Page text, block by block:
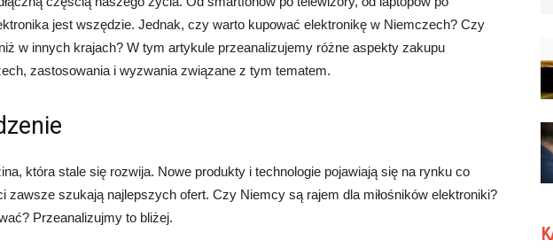
jest wszędzie. Jednak, czy warto kupować elektronikę w Niemczech? Czy
w innych krajach? W tym artykule przeanalizujemy różne aspekty zakupu
zastosowania i wyzwania związane z tym tematem.
która stale się rozwija. Nowe produkty i technologie pojawiają się na rynku co
zawsze szukają najlepszych ofert. Czy Niemcy są rajem dla miłośników elektroniki?
Przeanalizujmy to bliżej.